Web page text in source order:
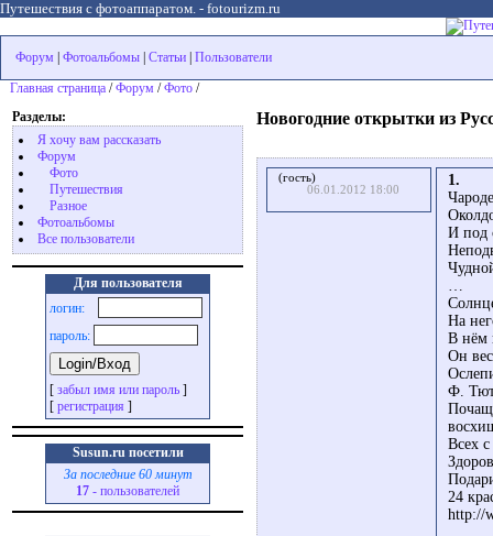
Путешествия с фотоаппаратом. - fotourizm.ru
Форум Фотоальбомы Статьи Пользователи
Главная страница /Форум /Фото /
Разделы:
Я хочу вам рассказать
Форум
Фото
Путешествия
Разное
Фотоальбомы
Все пользователи
Для пользователя
логин:
пароль:
[ забыл имя или пароль ]
[ регистрация ]
Susun.ru посетили
За последние 60 минут
17 - пользователей
Новогодние открытки из
(гость)
06.01.2012 18:00
1.
И под
На
В нём
Он
Ф.
Всех
24
http://